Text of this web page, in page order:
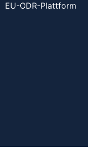
EU-ODR-Plattform